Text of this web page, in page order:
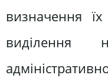
визначення
виділення